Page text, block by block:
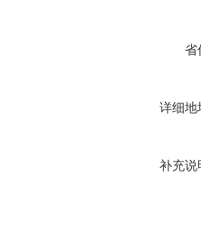
省
详细地
补充说